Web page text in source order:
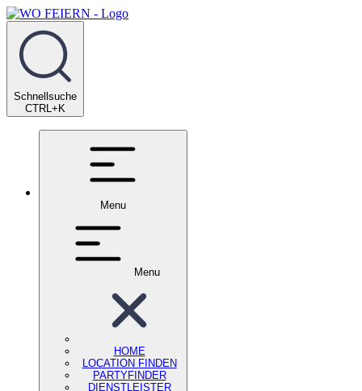
Schnellsuche
CTRL+K
Menu
Menu
HOME
LOCATION FINDEN
PARTYFINDER
DIENSTLEISTER